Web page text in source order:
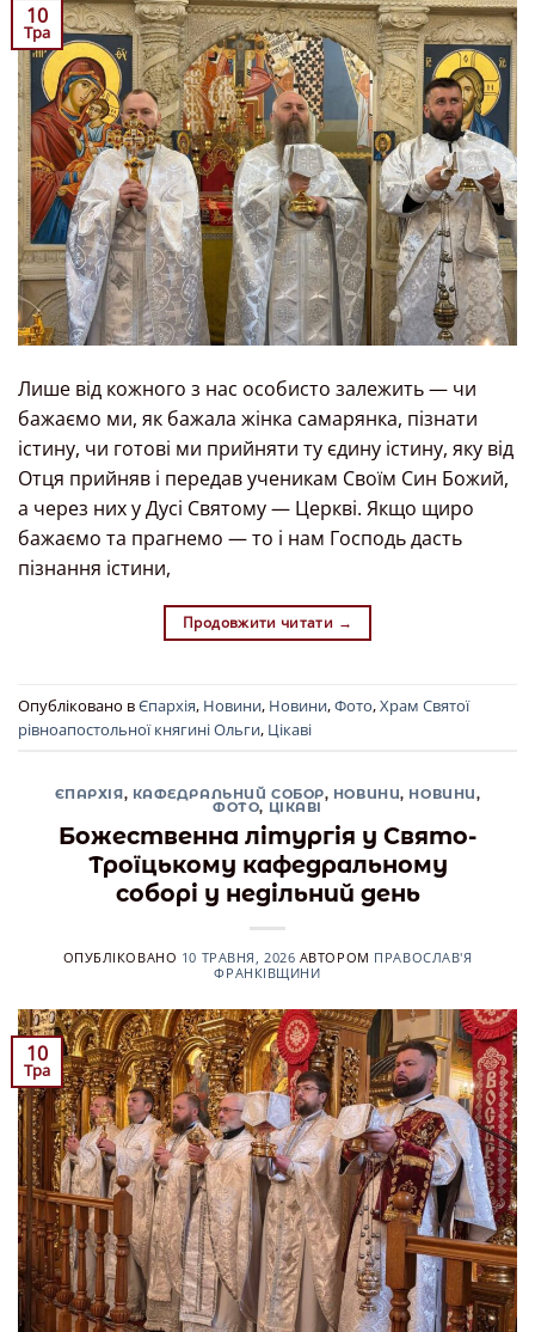
10
Тра
Лише від кожного з нас особисто залежить — чи
бажаємо ми, як бажала жінка самарянка, пізнати
істину, чи готові ми прийняти ту єдину істину, яку від
Отця прийняв і передав ученикам Своїм Син Божий,
а через них у Дусі Святому — Церкві. Якщо щиро
бажаємо та прагнемо — то і нам Господь дасть
пізнання істини,
Продовжити читати →
Опубліковано вЄпархія, Новини, Новини,Фото,Храм Святої
рівноапостольної княгині Ольги, Цікаві
ЄПАРХІЯ, КАФЕДРАЛЬНИЙ СОБОР, НОВИНИ, НОВИНИ,
ФОТО, ЦІКАВІ
Божественна літургія у Свято-
Троїцькому кафедральному
соборі у недільний день
ОПУБЛІКОВАНО 10 ТРАВНЯ, 2026 АВТОРОМ ПРАВОСЛАВ'Я
ФРАНКІВЩИНИ
10
Тра